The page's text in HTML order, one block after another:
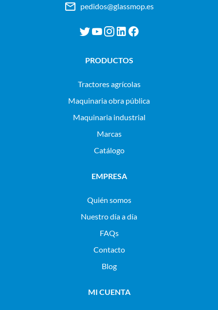
pedidos@glassmop.es
PRODUCTOS
tractores agrícolas
maquinaria obra pública
maquinaria industrial
Marcas
Catálogo
EMPRESA
Quién somos
Nuestro día a día
FAQs
Contacto
Blog
MI CUENTA